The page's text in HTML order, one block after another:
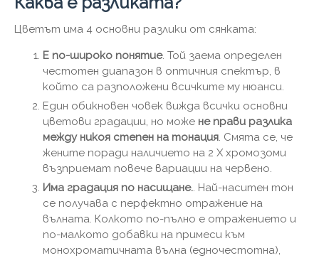
Цветът има 4 основни разлики от сянката:
Е по-широко понятие. Той заема определен
честотен диапазон в оптичния спектър, в
който са разположени всичките му нюанси.
Един обикновен човек вижда всички основни
цветови градации, но може не прави разлика
между никоя степен на тонация. Смята се, че
жените поради наличието на 2 X хромозоми
възприемат повече вариации на червено.
Има градация по насищане.. Най-наситен тон
се получава с перфектно отражение на
вълната. Колкото по-пълно е отражението и
по-малкото добавки на примеси към
монохроматичната вълна (едночестотна),